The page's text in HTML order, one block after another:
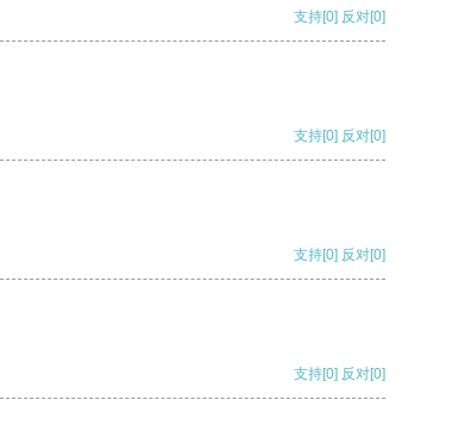
支持[0] 反对[0]
支持[0] 反对[0]
支持[0] 反对[0]
支持[0] 反对[0]